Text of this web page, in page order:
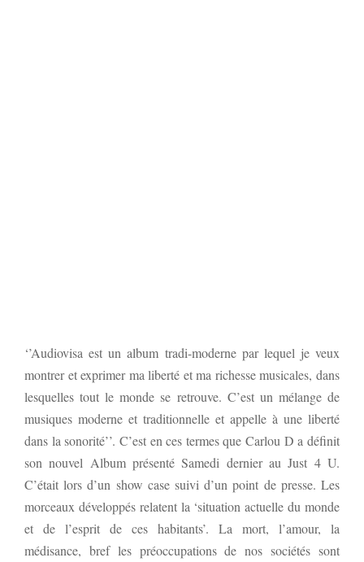
‘’Audiovisa est un album tradi-moderne par lequel je veux
montrer et exprimer ma liberté et ma richesse musicales, dans
lesquelles tout le monde se retrouve. C’est un mélange de
musiques moderne et traditionnelle et appelle à une liberté
dans la sonorité’’. C’est en ces termes que Carlou D a définit
son nouvel Album présenté Samedi dernier au Just 4 U.
C’était lors d’un show case suivi d’un point de presse. Les
morceaux développés relatent la ‘situation actuelle du monde
et de l’esprit de ces habitants’. La mort, l’amour, la
médisance, bref les préoccupations de nos sociétés sont